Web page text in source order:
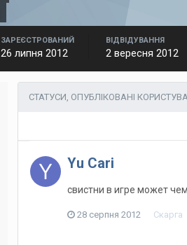
ЗАРЕЄСТРОВАНИЙ
26 липня 2012
ВІДВІДУВАННЯ
2 вересня 2012
СТАТУСИ, ОПУБЛІКОВАНІ
Yu Cari
свистни в игре может
28 серпня 2012 Скарга